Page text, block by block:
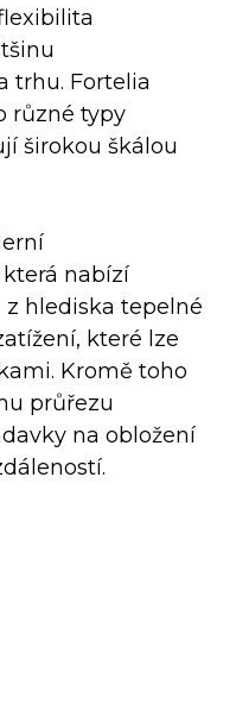
trhu. Fortelia
různé typy
širokou škálou
nabízí
z hlediska tepelné
které lze
Kromě toho
průřezu
na obložení